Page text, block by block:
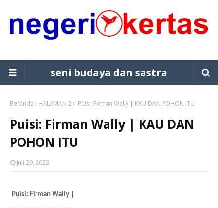
seni budaya dan sastra
Beranda HALAMAN 2 Puisi: Firman Wally | KAU DAN POHON ITU
Puisi: Firman Wally | KAU DAN
POHON ITU
Juli 29, 2023
Puisi: Firman Wally |